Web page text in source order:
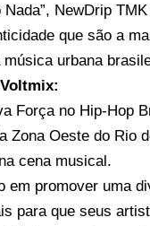
Nada”, NewDrip
que são a
música urbana
Força no Hip-Hop
Zona Oeste do Rio
cena musical.
em promover uma
para que seus